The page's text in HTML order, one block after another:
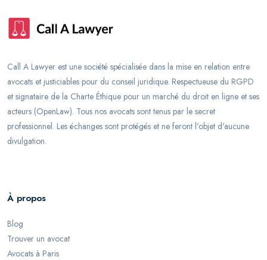
Call A Lawyer est une société spécialisée dans la mise en relation entre
avocats et justiciables pour du conseil juridique. Respectueuse du RGPD
et signataire de la Charte Éthique pour un marché du droit en ligne et ses
acteurs (OpenLaw). Tous nos avocats sont tenus par le secret
professionnel. Les échanges sont protégés et ne feront l'objet d'aucune
divulgation.
À propos
Blog
Trouver un avocat
Avocats à Paris